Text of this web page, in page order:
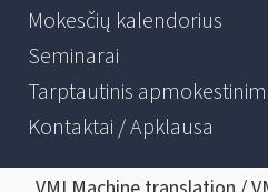
Mokesčių kalendorius
Seminarai
Tarptautinis
Kontaktai / Apklausa